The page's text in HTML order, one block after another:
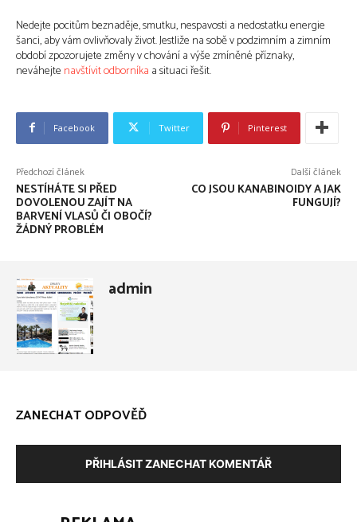
Nedejte pocitům beznaděje, smutku, nespavosti a nedostatku energie
šanci, aby vám ovlivňovaly život. Jestliže na sobě v podzimním a zimním
období zpozorujete změny v chování a výše zmíněné příznaky,
neváhejte navštívit odborníka a situaci řešit.
Facebook Twitter Pinterest
Předchozí článek
NESTÍHÁTE SI PŘED
DOVOLENOU ZAJÍT NA
BARVENÍ VLASŮ ČI OBOČÍ?
ŽÁDNÝ PROBLÉM
Další článek
CO JSOU KANABINOIDY A JAK
FUNGUJÍ?
admin
ZANECHAT ODPOVĚĎ
PŘIHLÁSIT ZANECHAT KOMENTÁŘ